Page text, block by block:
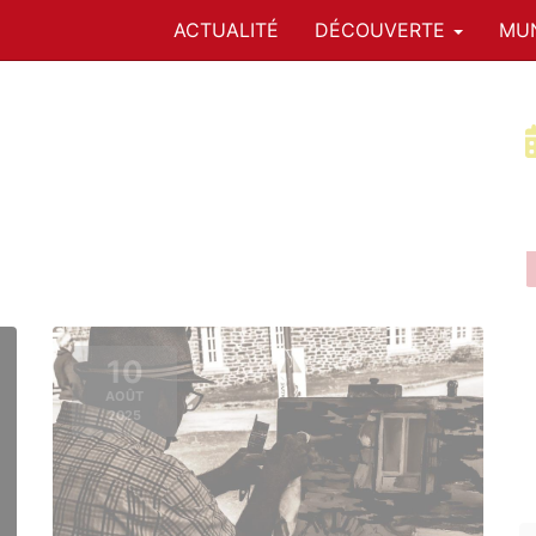
ACTUALITÉ DÉCOUVERTE
10
AOÛT
2025